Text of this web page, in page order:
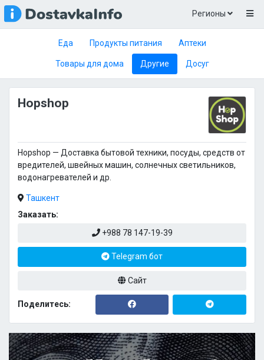
Регионы
Еда Продукты питания Аптеки
Товары для дома Другие Досуг
Hopshop
Hopshop — Доставка бытовой техники, посуды, средств от
вредителей, швейных машин, солнечных светильников,
водонагревателей и др.
Ташкент
Заказать:
+988 78 147-19-39
Telegram бот
Сайт
Поделитесь: